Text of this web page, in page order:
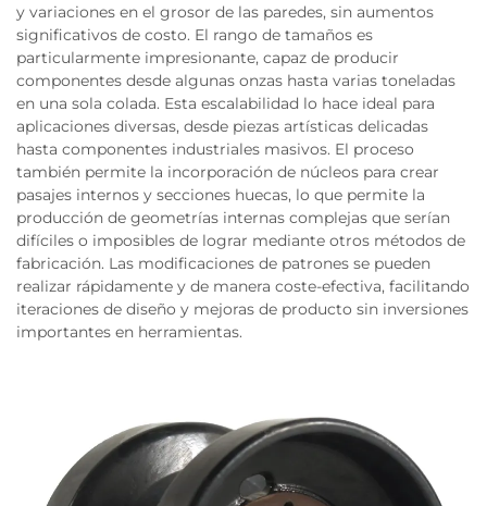
y variaciones en el grosor de las paredes, sin aumentos
significativos de costo. El rango de tamaños es
particularmente impresionante, capaz de producir
componentes desde algunas onzas hasta varias toneladas
en una sola colada. Esta escalabilidad lo hace ideal para
aplicaciones diversas, desde piezas artísticas delicadas
hasta componentes industriales masivos. El proceso
también permite la incorporación de núcleos para crear
pasajes internos y secciones huecas, lo que permite la
producción de geometrías internas complejas que serían
difíciles o imposibles de lograr mediante otros métodos de
fabricación. Las modificaciones de patrones se pueden
realizar rápidamente y de manera coste-efectiva, facilitando
iteraciones de diseño y mejoras de producto sin inversiones
importantes en herramientas.